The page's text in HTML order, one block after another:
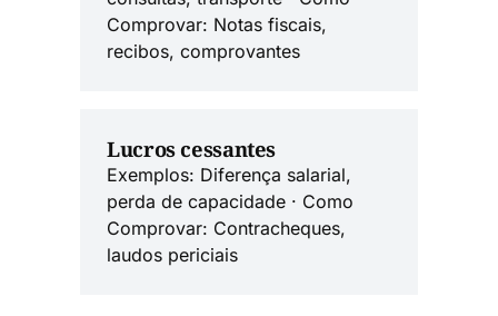
Comprovar: Notas fiscais,
recibos, comprovantes
Lucros cessantes
Exemplos: Diferença salarial,
perda de capacidade · Como
Comprovar: Contracheques,
laudos periciais